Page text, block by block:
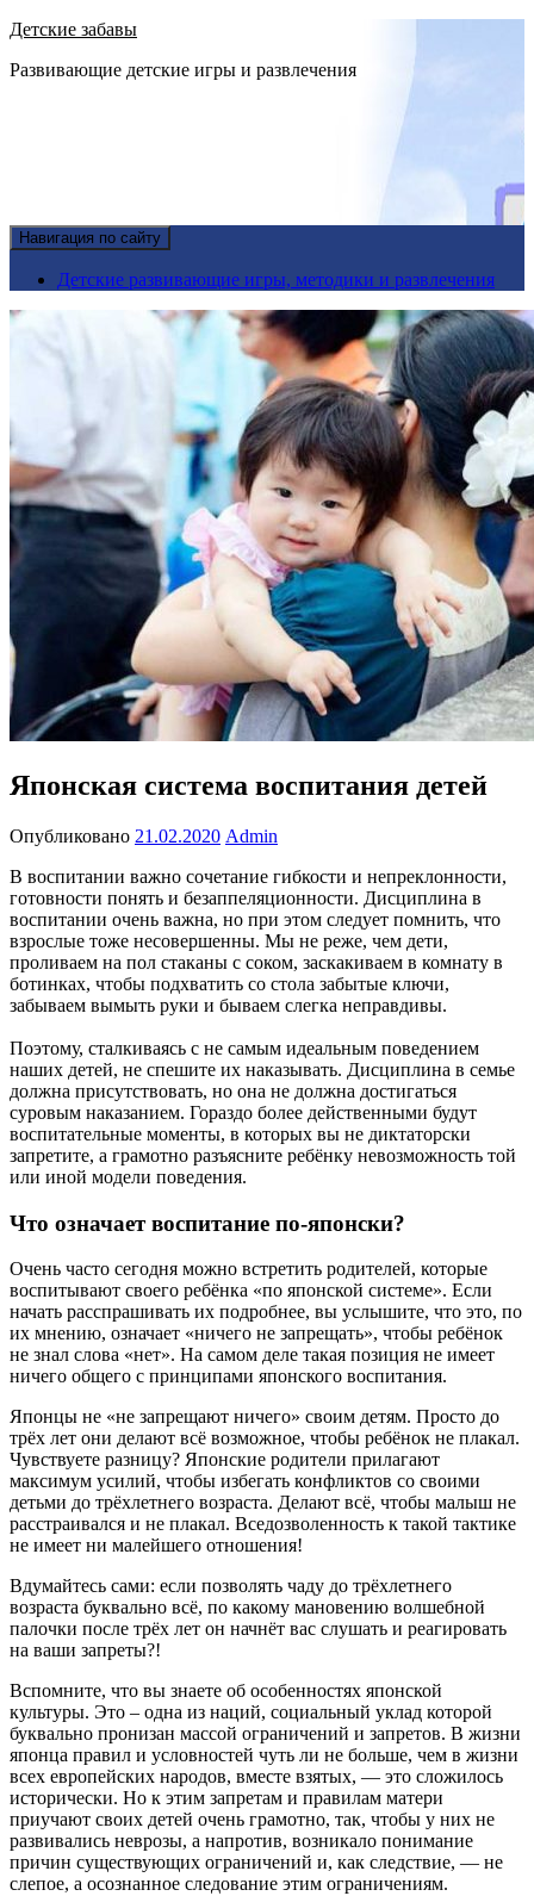
Детские забавы
Развивающие детские игры и развлечения
Навигация по сайту
Детские развивающие игры, методики и развлечения
Японская система воспитания детей
Опубликовано 21.02.2020 Admin
В воспитании важно сочетание гибкости и непреклонности,
готовности понять и безаппеляционности. Дисциплина в
воспитании очень важна, но при этом следует помнить, что
взрослые тоже несовершенны. Мы не реже, чем дети,
проливаем на пол стаканы с соком, заскакиваем в комнату в
ботинках, чтобы подхватить со стола забытые ключи,
забываем вымыть руки и бываем слегка неправдивы.
Поэтому, сталкиваясь с не самым идеальным поведением
наших детей, не спешите их наказывать. Дисциплина в семье
должна присутствовать, но она не должна достигаться
суровым наказанием. Гораздо более действенными будут
воспитательные моменты, в которых вы не диктаторски
запретите, а грамотно разъясните ребёнку невозможность той
или иной модели поведения.
Что означает воспитание по-японски?
Очень часто сегодня можно встретить родителей, которые
воспитывают своего ребёнка «по японской системе». Если
начать расспрашивать их подробнее, вы услышите, что это, по
их мнению, означает «ничего не запрещать», чтобы ребёнок
не знал слова «нет». На самом деле такая позиция не имеет
ничего общего с принципами японского воспитания.
Японцы не «не запрещают ничего» своим детям. Просто до
трёх лет они делают всё возможное, чтобы ребёнок не плакал.
Чувствуете разницу? Японские родители прилагают
максимум усилий, чтобы избегать конфликтов со своими
детьми до трёхлетнего возраста. Делают всё, чтобы малыш не
расстраивался и не плакал. Вседозволенность к такой тактике
не имеет ни малейшего отношения!
Вдумайтесь сами: если позволять чаду до трёхлетнего
возраста буквально всё, по какому мановению волшебной
палочки после трёх лет он начнёт вас слушать и реагировать
на ваши запреты?!
Вспомните, что вы знаете об особенностях японской
культуры. Это – одна из наций, социальный уклад которой
буквально пронизан массой ограничений и запретов. В жизни
японца правил и условностей чуть ли не больше, чем в жизни
всех европейских народов, вместе взятых, — это сложилось
исторически. Но к этим запретам и правилам матери
приучают своих детей очень грамотно, так, чтобы у них не
развивались неврозы, а напротив, возникало понимание
причин существующих ограничений и, как следствие, — не
слепое, а осознанное следование этим ограничениям.